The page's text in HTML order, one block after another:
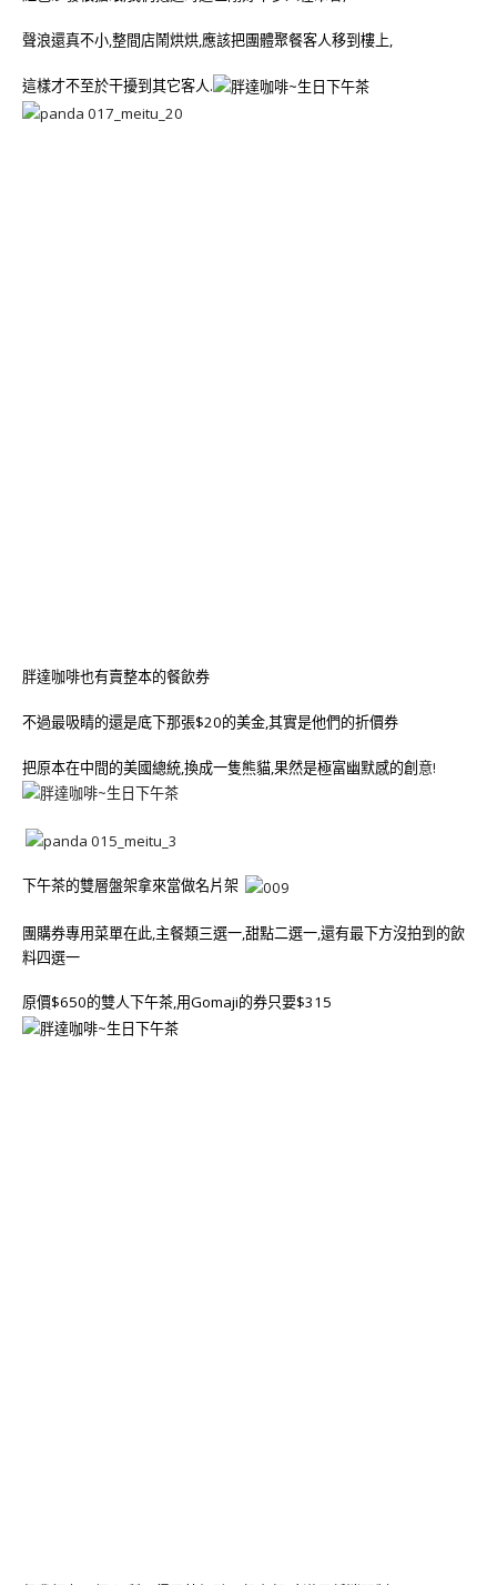
聲浪還真不小,整間店鬧烘烘,應該把團體聚餐客人移到樓上,
這樣才不至於干擾到其它客人.
胖達咖啡也有賣整本的餐飲券
不過最吸睛的還是底下那張$20的美金,其實是他們的折價券
把原本在中間的美國總統,換成一隻熊貓,果然是極富幽默感的創意!
下午茶的雙層盤架拿來當做名片架
團購券專用菜單在此,主餐類三選一,甜點二選一,還有最下方沒拍到的飲
料四選一
原價$650的雙人下午茶,用Gomaji的券只要$315